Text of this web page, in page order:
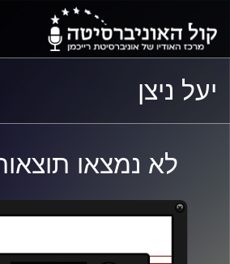
התפריט
הראשי
התוכן
הראשי
יעל ניצן
לא נמצאו